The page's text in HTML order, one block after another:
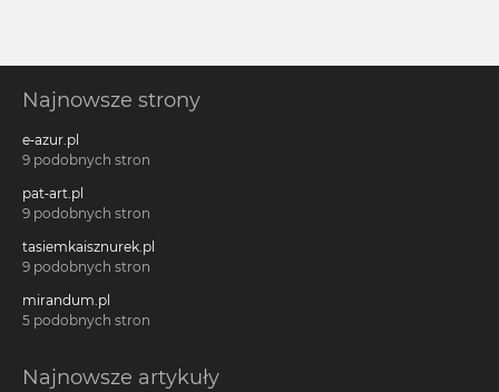
Najnowsze strony
e-azur.pl
9 podobnych stron
pat-art.pl
9 podobnych stron
tasiemkaisznurek.pl
9 podobnych stron
mirandum.pl
5 podobnych stron
Najnowsze artykuły